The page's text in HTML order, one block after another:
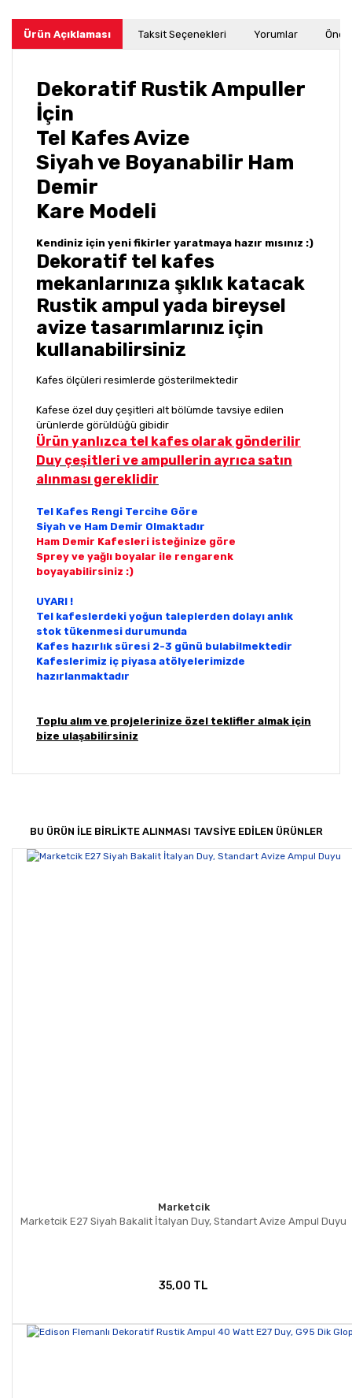
Ürün Açıklaması Taksit Seçenekleri Yorumlar
Dekoratif Rustik Ampuller
İçin
Tel Kafes Avize
Siyah ve Boyanabilir Ham
Demir
Kare Modeli
Kendiniz için yeni fikirler yaratmaya hazır mısınız :)
Dekoratif tel kafes
mekanlarınıza şıklık katacak
Rustik ampul yada bireysel
avize tasarımlarınız için
kullanabilirsiniz
Kafes ölçüleri resimlerde gösterilmektedir
Kafese özel duy çeşitleri alt bölümde tavsiye edilen
ürünlerde görüldüğü gibidir
Ürün yanlızca tel kafes olarak gönderilir
Duy çeşitleri ve ampullerin ayrıca satın
alınması gereklidir
Tel Kafes Rengi Tercihe Göre
Siyah ve Ham Demir Olmaktadır
Ham Demir Kafesleri isteğinize göre
Sprey ve yağlı boyalar ile rengarenk
boyayabilirsiniz :)
UYARI !
Tel kafeslerdeki yoğun taleplerden dolayı anlık
stok tükenmesi durumunda
Kafes hazırlık süresi 2-3 günü bulabilmektedir
Kafeslerimiz iç piyasa atölyelerimizde
hazırlanmaktadır
Toplu alım ve projelerinize özel teklifler almak için
bize ulaşabilirsiniz
Yorum Yaz
Bu ürünün fiyat bilgisi, resim, ürün açıklamalarında ve
Ürün resmi kalitesiz, bozuk veya görüntülenemiyor.
BU ÜRÜN İLE BİRLİKTE ALINMASI TAVSİYE EDİLEN ÜRÜNLER
Marketcik
Marketcik E27 Siyah Bakalit İtalyan Duy, Standart Avize Ampul Duyu
35,00 TL